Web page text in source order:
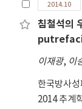
2014.10
침철석의
이재광, 이
한국방사
2014 추계